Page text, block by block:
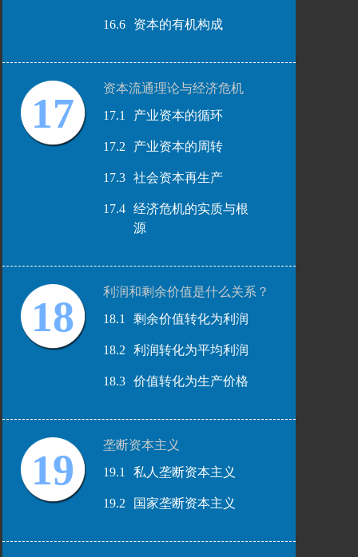
16.6 资本的有机构成
17
资本流通理论与经济危机
17.1
产业资本的循环
17.2 产业资本的周转
17.3 社会资本再生产
17.4
经济危机的实质与根
源
18
利润和剩余价值是什么关系？
18.1
剩余价值转化为利润
18.2 利润转化为平均利润
18.3 价值转化为生产价格
19
垄断资本主义
19.1
私人垄断资本主义
19.2 国家垄断资本主义